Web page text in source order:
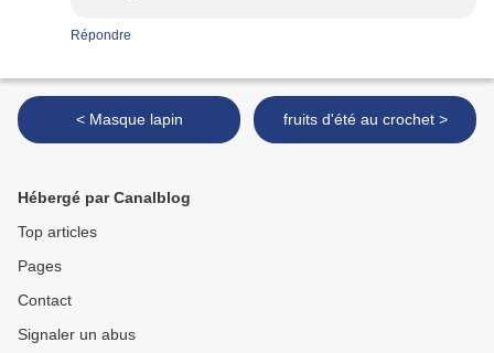
Répondre
< Masque lapin fruits d'été au crochet >
Hébergé par Canalblog
Top articles
Pages
Contact
Signaler un abus